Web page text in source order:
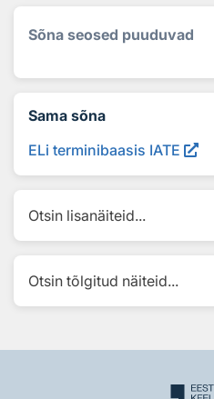
Sõna seosed puuduvad
Sama sõna
ELi terminibaasis IATE
Otsin lisanäiteid...
Otsin tõlgitud näiteid...